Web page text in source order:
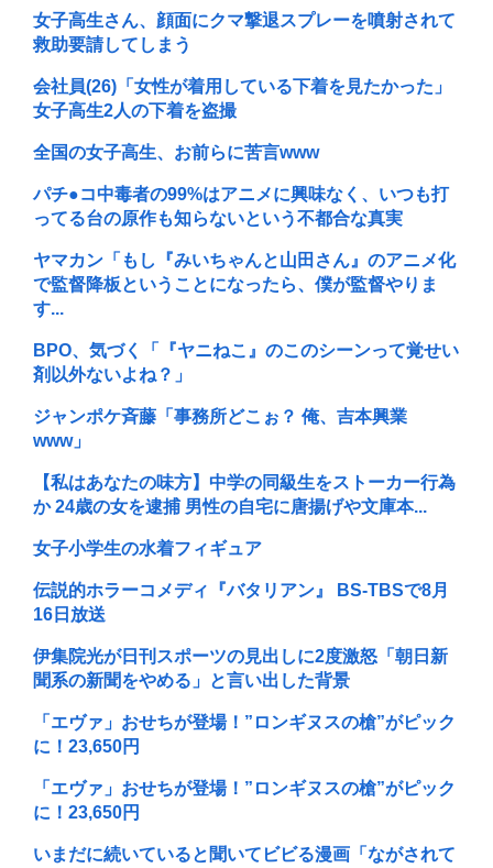
女子高生さん、顔面にクマ撃退スプレーを噴射されて
救助要請してしまう
会社員(26)「女性が着用している下着を見たかった」
女子高生2人の下着を盗撮
全国の女子高生、お前らに苦言www
パチ●コ中毒者の99%はアニメに興味なく、いつも打
ってる台の原作も知らないという不都合な真実
ヤマカン「もし『みいちゃんと山田さん』のアニメ化
で監督降板ということになったら、僕が監督やりま
す...
BPO、気づく「『ヤニねこ』のこのシーンって覚せい
剤以外ないよね？」
ジャンポケ斉藤「事務所どこぉ？ 俺、吉本興業
www」
【私はあなたの味方】中学の同級生をストーカー行為
か 24歳の女を逮捕 男性の自宅に唐揚げや文庫本...
女子小学生の水着フィギュア
伝説的ホラーコメディ『バタリアン』 BS-TBSで8月
16日放送
伊集院光が日刊スポーツの見出しに2度激怒「朝日新
聞系の新聞をやめる」と言い出した背景
「エヴァ」おせちが登場！”ロンギヌスの槍”がピック
に！23,650円
「エヴァ」おせちが登場！”ロンギヌスの槍”がピック
に！23,650円
いまだに続いていると聞いてビビる漫画「ながされて